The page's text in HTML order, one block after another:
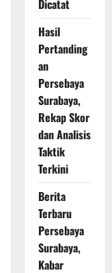
Dicatat
Hasil
Pertanding
an
Persebaya
Surabaya,
Rekap Skor
dan Analisis
Taktik
Terkini
Berita
Terbaru
Persebaya
Surabaya,
Kabar